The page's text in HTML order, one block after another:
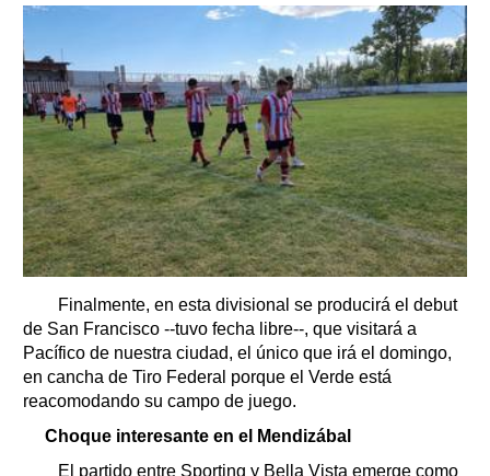
Finalmente, en esta divisional se producirá el debut
de San Francisco --tuvo fecha libre--, que visitará a
Pacífico de nuestra ciudad, el único que irá el domingo,
en cancha de Tiro Federal porque el Verde está
reacomodando su campo de juego.
Choque interesante en el Mendizábal
El partido entre Sporting y Bella Vista emerge como